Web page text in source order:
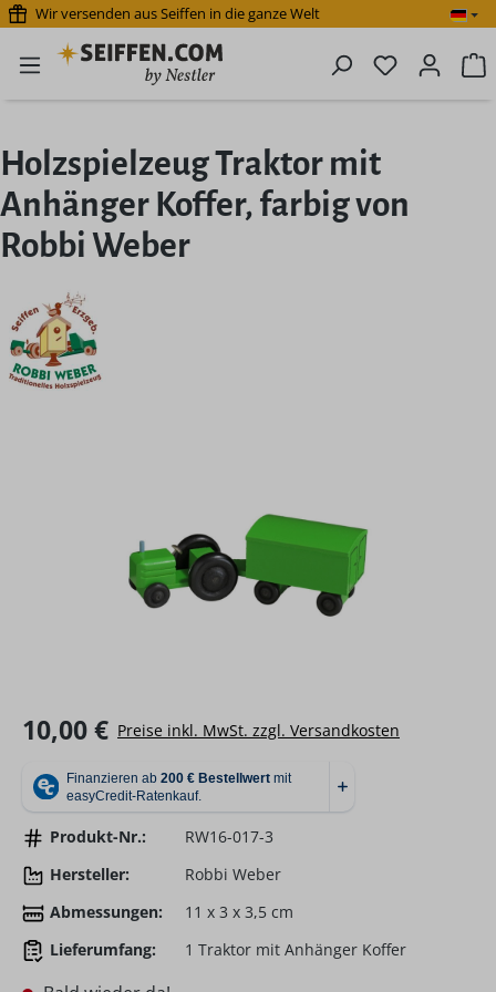
Zum Hauptinhalt springen
Wir versenden aus Seiffen in die ganze Welt
Du hast 0
Holzspielzeug Traktor mit
Anhänger Koffer, farbig von
Robbi Weber
Regulärer Preis:
10,00 € Preise inkl. MwSt. zzgl. Versandkosten
Produkt-Nr.:
RW16-017-3
Hersteller:
Robbi Weber
Abmessungen:
11 x 3 x 3,5 cm
Lieferumfang:
1 Traktor mit Anhänger Koffer